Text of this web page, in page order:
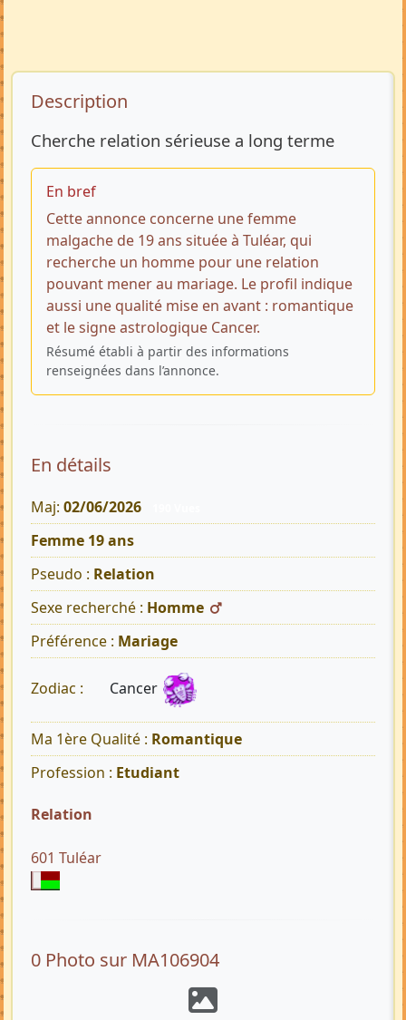
Description de l’annonce
Description
Cherche relation sérieuse a long terme
En bref
Cette annonce concerne une femme
malgache de 19 ans située à Tuléar, qui
recherche un homme pour une relation
pouvant mener au mariage. Le profil indique
aussi une qualité mise en avant : romantique
et le signe astrologique Cancer.
Résumé établi à partir des informations
renseignées dans l’annonce.
En détails
Maj: 02/06/2026
Femme 19 ans
Pseudo : Relation
Sexe recherché : Homme
Préférence : Mariage
Zodiac : Cancer
Ma 1ère Qualité : Romantique
Profession : Etudiant
Relation
601 Tuléar
0 Photo sur MA106904